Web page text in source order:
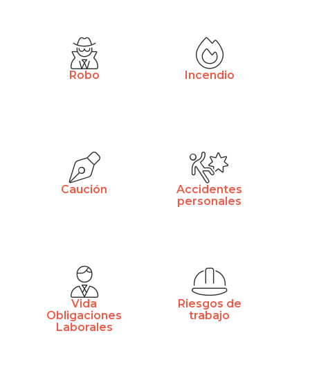
Robo Incendio
Caución
Accidentes
personales
Vida
Obligaciones
Laborales
Riesgos de
trabajo